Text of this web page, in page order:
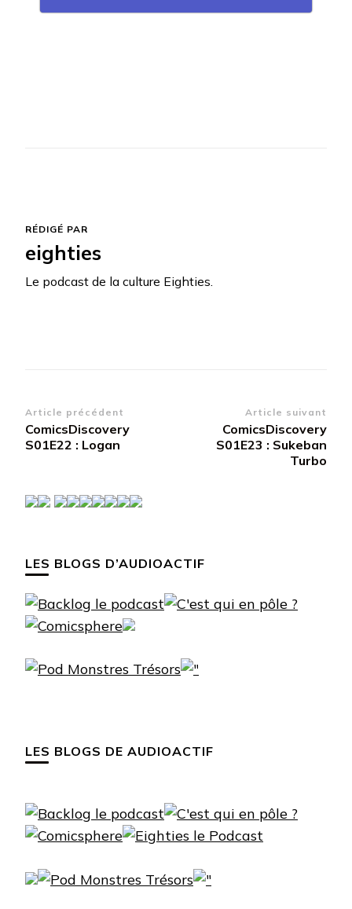
RÉDIGÉ PAR
eighties
Le podcast de la culture Eighties.
Navigation
d’article
Article précédent
ComicsDiscovery
S01E22 : Logan
Article suivant
ComicsDiscovery
S01E23 : Sukeban
Turbo
LES BLOGS D’AUDIOACTIF
LES BLOGS DE AUDIOACTIF